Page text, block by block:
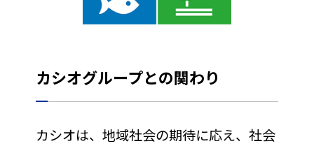
カシオグループとの関わり
カシオは、地域社会の期待に応え、社会